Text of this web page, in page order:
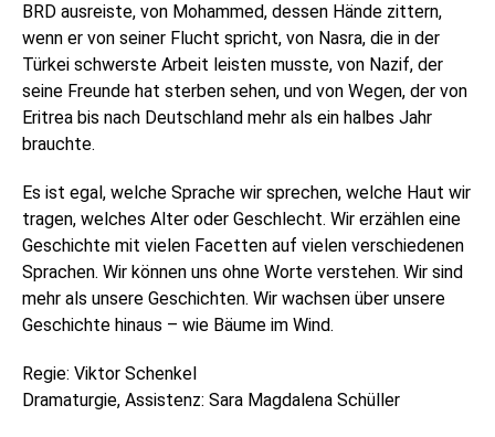
BRD ausreiste, von Mohammed, dessen Hände zittern,
wenn er von seiner Flucht spricht, von Nasra, die in der
Türkei schwerste Arbeit leisten musste, von Nazif, der
seine Freunde hat sterben sehen, und von Wegen, der von
Eritrea bis nach Deutschland mehr als ein halbes Jahr
brauchte.
Es ist egal, welche Sprache wir sprechen, welche Haut wir
tragen, welches Alter oder Geschlecht. Wir erzählen eine
Geschichte mit vielen Facetten auf vielen verschiedenen
Sprachen. Wir können uns ohne Worte verstehen. Wir sind
mehr als unsere Geschichten. Wir wachsen über unsere
Geschichte hinaus – wie Bäume im Wind.
Regie: Viktor Schenkel
Dramaturgie, Assistenz: Sara Magdalena Schüller